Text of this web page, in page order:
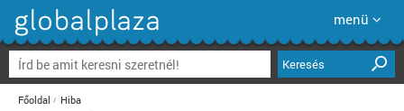
menü
Keresés
Főoldal Hiba